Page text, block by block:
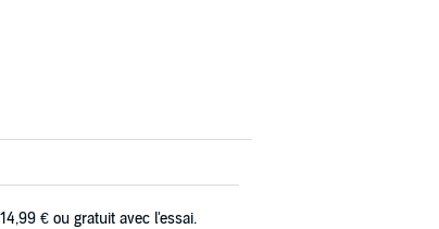
14,99 € ou gratuit avec l'essai.